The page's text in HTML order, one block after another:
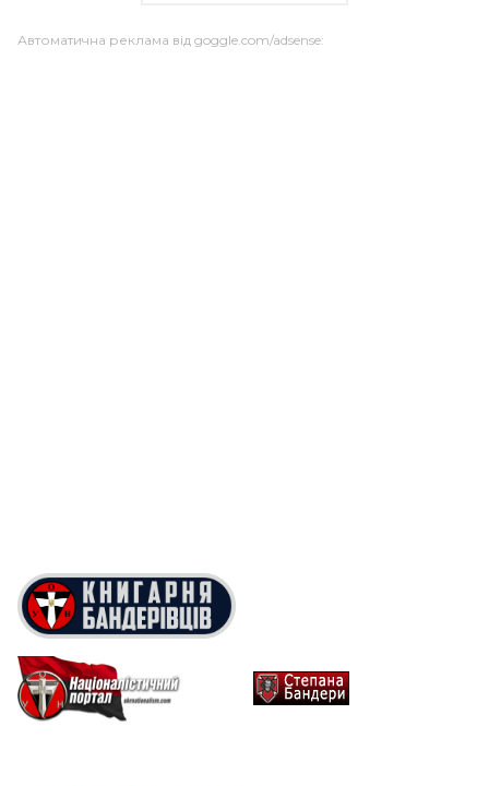
Автоматична реклама від goggle.com/adsense: